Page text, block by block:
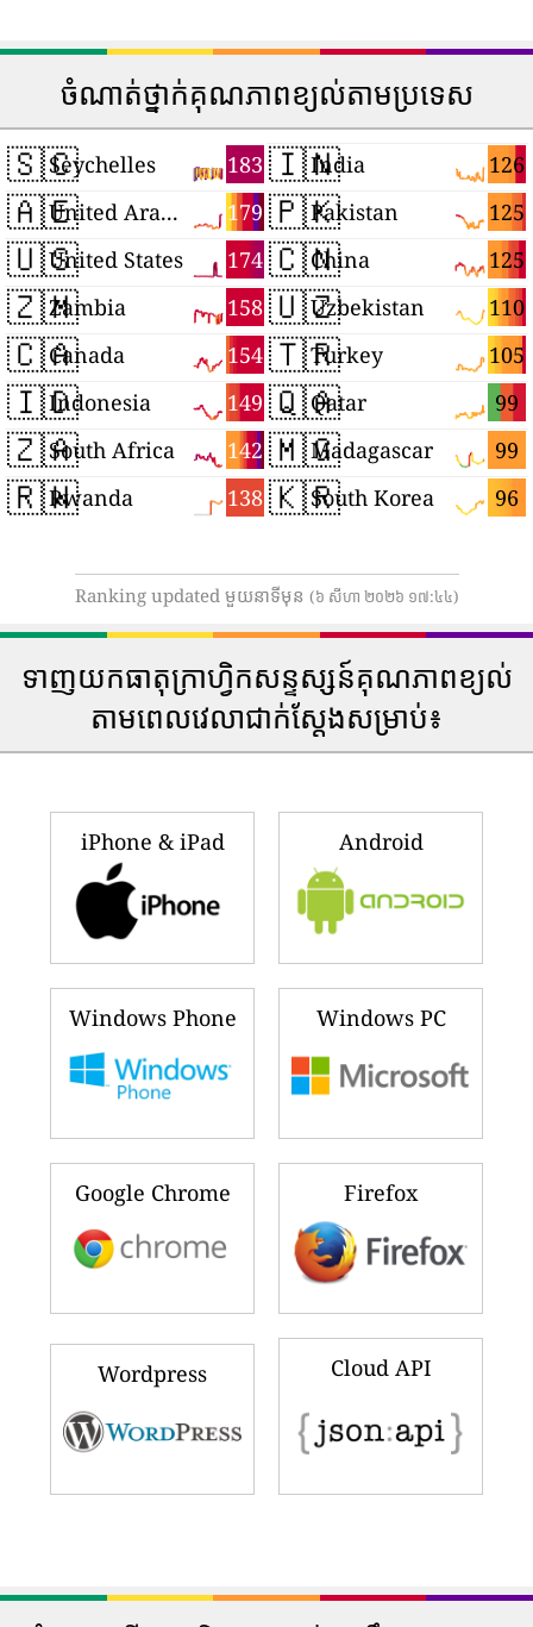
ចំណាត់ថ្នាក់គុណភាពខ្យល់តាមប្រទេស
🇸🇨 183
Seychelles
🇦🇪 179
United Arab Emirates
🇺🇸 174
United States
🇿🇲 158
Zambia
🇨🇦 154
Canada
🇮🇩 149
Indonesia
🇿🇦 142
South Africa
🇷🇼 138
Rwanda
🇮🇳 126
India
🇵🇰 125
Pakistan
🇨🇳 125
China
🇺🇿 110
Uzbekistan
🇹🇷 105
Turkey
🇶🇦 99
Qatar
🇲🇬 99
Madagascar
🇰🇷 96
South Korea
Ranking updated មួយនាទីមុន (៦ សីហា ២០២៦ ១៧:៤៤)
ទាញយកធាតុក្រាហ្វិកសន្ទស្សន៍គុណភាពខ្យល់
តាមពេលវេលាជាក់ស្តែងសម្រាប់៖
iPhone & iPad Android
Windows Phone Windows PC
Google Chrome Firefox
Wordpress Cloud API